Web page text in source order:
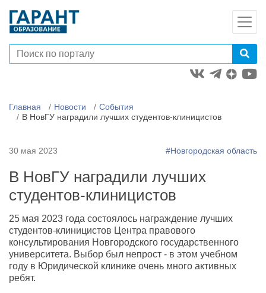
Главная Новости
События
В НовГУ наградили лучших студентов-клиницистов
30 мая 2023 #Новгородская область
В НовГУ наградили лучших
студентов-клиницистов
25 мая 2023 года состоялось награждение лучших
студентов-клиницистов Центра правового
консультирования Новгородского государственного
университета. Выбор был непрост - в этом учебном
году в Юридической клинике очень много активных
ребят.